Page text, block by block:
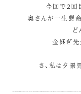
今回で2回
奥さんが一生懸
ど
金継ぎ先
さ、私は夕